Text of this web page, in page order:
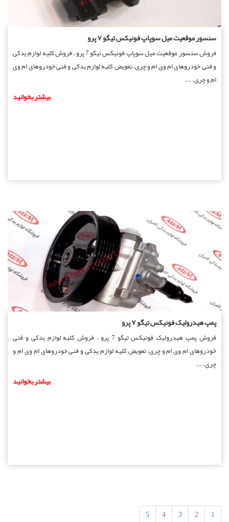
سنسور موقعیت میل سوپاپ فونیکس تیگو ۷ پرو
فروش سنسور موقعیت میل سوپاپ فونیکس تیگو 7 پرو ، فروش کلیه لوازم یدکی
و فنی خودروهای ام وی ام و چری، تعویض کلیه لوازم یدکی و فنی خودروهای ام وی
ام و چری. ...
بیشتر بخوانید
پمپ هیدرولیک فونیکس تیگو ۷ پرو
فروش پمپ هیدرولیک فونیکس تیگو 7 پرو ، فروش کلیه لوازم یدکی و فنی
خودروهای ام وی ام و چری، تعویض کلیه لوازم یدکی و فنی خودروهای ام وی ام و
چری. ...
بیشتر بخوانید
1
2
3
4
5